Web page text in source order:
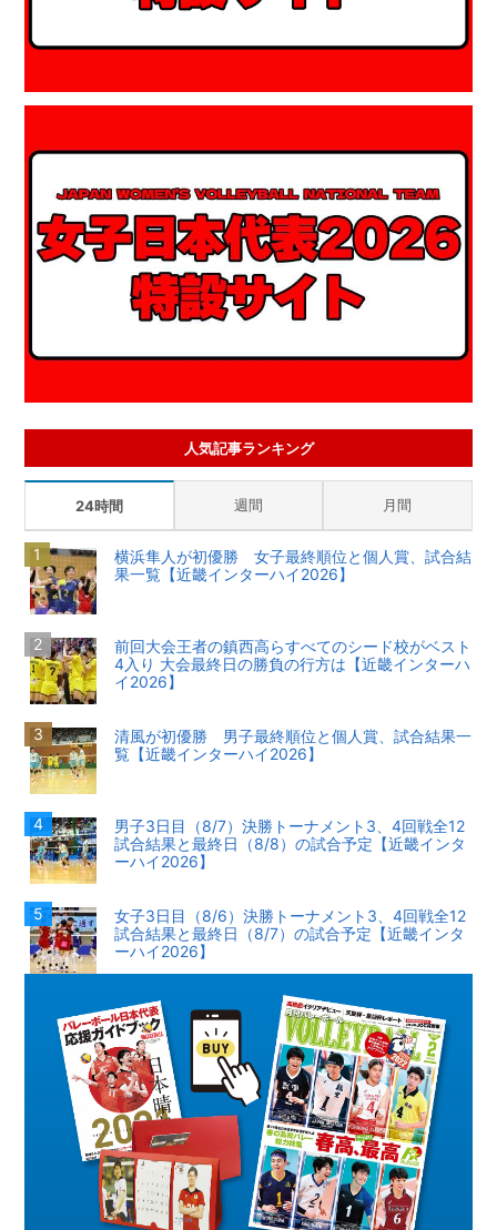
人気記事ランキング
24時間 週間 月間
横浜隼人が初優勝 女子最終順位と個人賞、試合結
果一覧【近畿インターハイ2026】
前回大会王者の鎮西高らすべてのシード校がベスト
4入り 大会最終日の勝負の行方は【近畿インターハ
イ2026】
清風が初優勝 男子最終順位と個人賞、試合結果一
覧【近畿インターハイ2026】
男子3日目（8/7）決勝トーナメント3、4回戦全12
試合結果と最終日（8/8）の試合予定【近畿インタ
ーハイ2026】
女子3日目（8/6）決勝トーナメント3、4回戦全12
試合結果と最終日（8/7）の試合予定【近畿インタ
ーハイ2026】